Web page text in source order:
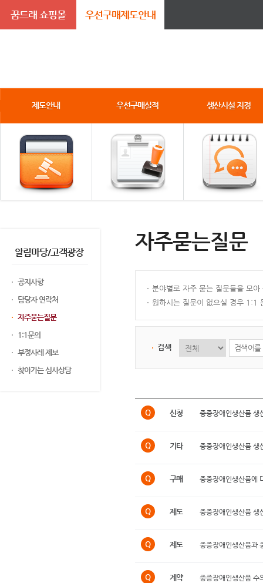
꿈드래 쇼핑몰 우선구매제도안내
제도안내 우선구매실적 생산시설 지정
알림마당/고객광장
공지사항
담당자 연락처
자주묻는질문
1:1문의
부정사례 제보
찾아가는 심사상담
자주묻는질문
분야별로 자주 묻는 질문들을 모아
원하시는 질문이 없으실 경우 1:1
검색
Q 신청 중증장애인생산품 생
Q 기타 중증장애인생산품 생
Q 구매 중증장애인생산품에
Q 제도 중증장애인생산품 생
Q 제도 중증장애인생산품과
Q 계약 중증장애인생산품 수